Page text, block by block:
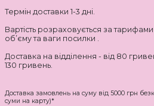
Термін доставки 1-3 дні.
Вартість розраховується за
об’єму та ваги посилки .
Доставка на відділення - від 80
130 гривень.
Доставка замовлень на суму від 5000 грн
суми на карту)*